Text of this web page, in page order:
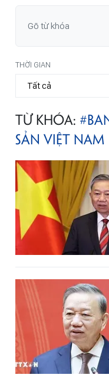
THỜI GIAN
TỪ KHÓA:
SẢN VIỆT NAM